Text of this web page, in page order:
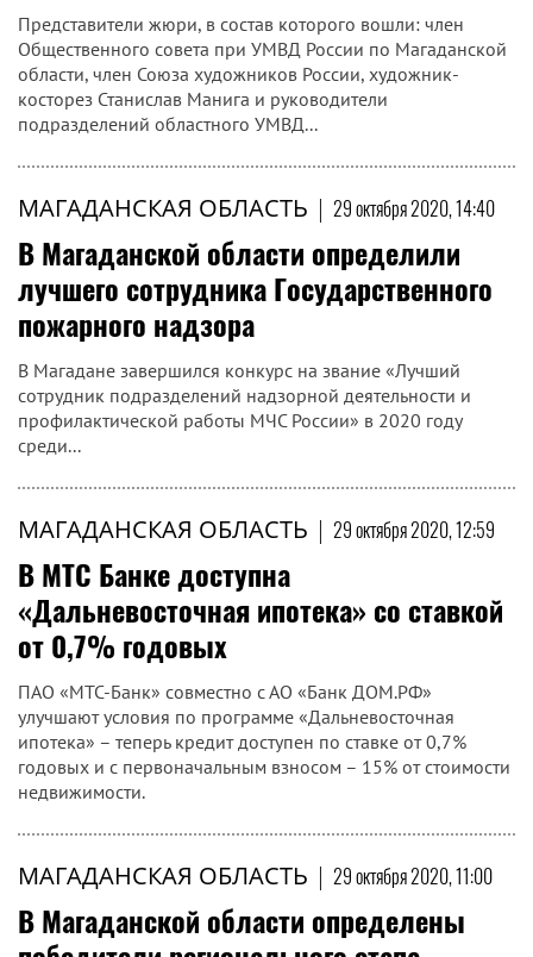
Представители жюри, в состав которого вошли: член
Общественного совета при УМВД России по Магаданской
области, член Союза художников России, художник-
косторез Станислав Манига и руководители
подразделений областного УМВД...
МАГАДАНСКАЯ ОБЛАСТЬ | 29 октября 2020, 14:40
В Магаданской области определили
лучшего сотрудника Государственного
пожарного надзора
В Магадане завершился конкурс на звание «Лучший
сотрудник подразделений надзорной деятельности и
профилактической работы МЧС России» в 2020 году
среди...
МАГАДАНСКАЯ ОБЛАСТЬ | 29 октября 2020, 12:59
В МТС Банке доступна
«Дальневосточная ипотека» со ставкой
от 0,7% годовых
ПАО «МТС-Банк» совместно с АО «Банк ДОМ.РФ»
улучшают условия по программе «Дальневосточная
ипотека» – теперь кредит доступен по ставке от 0,7%
годовых и с первоначальным взносом – 15% от стоимости
недвижимости.
МАГАДАНСКАЯ ОБЛАСТЬ | 29 октября 2020, 11:00
В Магаданской области определены